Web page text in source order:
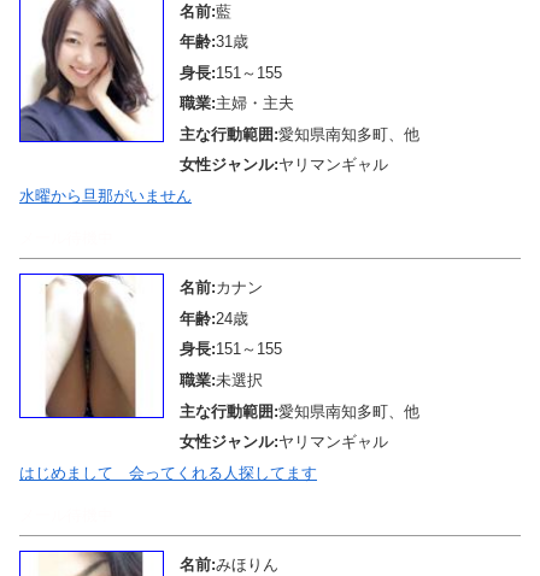
名前:藍
年齢:31歳
身長:151～155
職業:主婦・主夫
主な行動範囲:愛知県南知多町、他
女性ジャンル:ヤリマンギャル
水曜から旦那がいません
名前:カナン
年齢:24歳
身長:151～155
職業:未選択
主な行動範囲:愛知県南知多町、他
女性ジャンル:ヤリマンギャル
はじめまして 会ってくれる人探してます
名前:みほりん